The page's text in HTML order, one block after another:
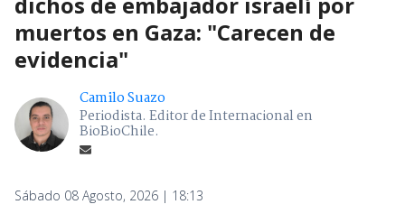
muertos en Gaza: "Carecen de
evidencia"
Camilo Suazo
Periodista. Editor de Internacional en
BioBioChile.
Sábado 08 Agosto, 2026 | 18:13